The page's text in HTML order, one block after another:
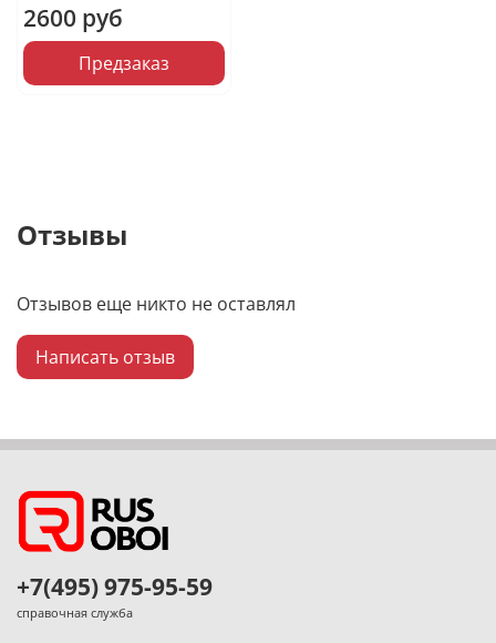
2600 руб
Предзаказ
Отзывы
Отзывов еще никто не оставлял
Написать отзыв
+7(495) 975-95-59
справочная служба